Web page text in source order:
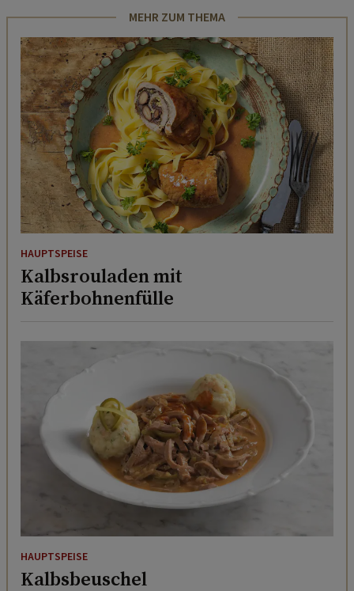
MEHR ZUM THEMA
HAUPTSPEISE
Kalbsrouladen mit
Käferbohnenfülle
HAUPTSPEISE
Kalbsbeuschel